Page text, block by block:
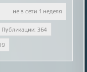
не в сети 1 неделя
Публикации: 364